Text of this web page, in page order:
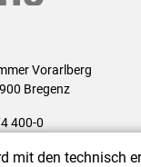
Vorarlberg
Bregenz
400-0
mit den technisch